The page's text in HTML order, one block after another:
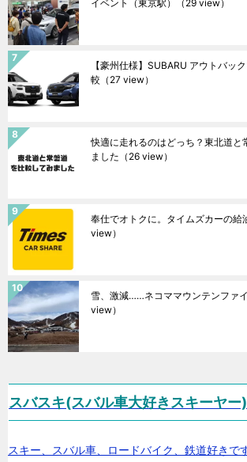
イベント（東京駅） （29 view）
【豪州仕様】SUBARU アウトバッ
較 （27 view）
快適に走れるのはどっち？東北道と
ました （26 view）
奉仕でオトクに。タイムズカーの給
view）
雪、激減……ネコママウンテンファ
view）
スバスキ(スバル車大好きスキーヤー)
スキー、スバル車、ロードバイク、鉄道好きです